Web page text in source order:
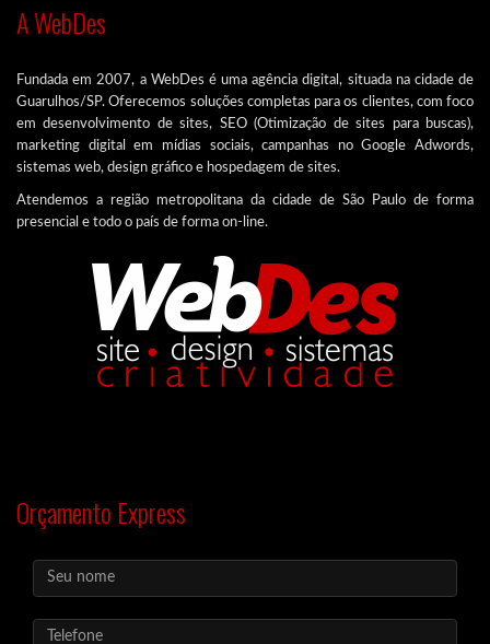
A WebDes
Fundada em 2007, a WebDes é uma agência digital, situada na cidade de
Guarulhos/SP. Oferecemos soluções completas para os clientes, com foco
em desenvolvimento de sites, SEO (Otimização de sites para buscas),
marketing digital em mídias sociais, campanhas no Google Adwords,
sistemas web, design gráfico e hospedagem de sites.
Atendemos a região metropolitana da cidade de São Paulo de forma
presencial e todo o país de forma on-line.
Orçamento Express